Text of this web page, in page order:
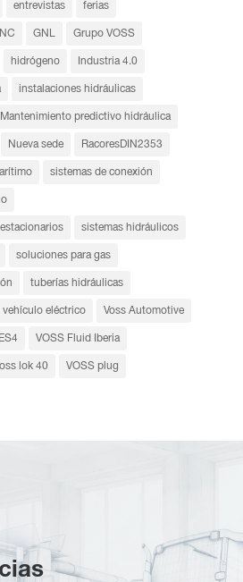
entrevistas ferias
GNL Grupo VOSS
hidrógeno Industria 4.0
instalaciones hidráulicas
Mantenimiento predictivo hidráulica
Nueva sede RacoresDIN2353
sistemas de conexión
sistemas hidráulicos
soluciones para gas
tuberías hidráulicas
vehículo eléctrico Voss Automotive
VOSS Fluid Iberia
lok 40 VOSS plug